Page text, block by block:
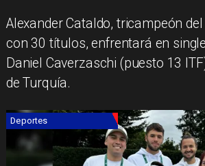
Alexander Cataldo, tricampeón
con 30 títulos, enfrentará en
Daniel Caverzaschi (puesto 13
de Turquía.
Deportes